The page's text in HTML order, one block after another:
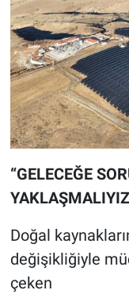
“GELECEĞE
Doğal
değişikliğiyle
çeken